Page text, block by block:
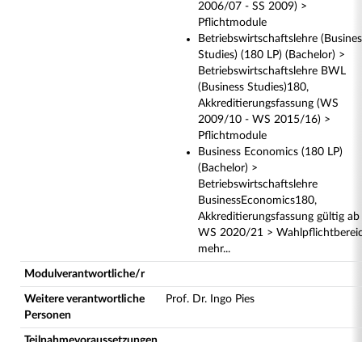
2006/07 - SS 2009) >
Pflichtmodule
Betriebswirtschaftslehre
Studies) (180 LP) (Bachelor) >
Betriebswirtschaftslehre BWL
(Business Studies)180,
Akkreditierungsfassung (WS
2009/10 - WS 2015/16) >
Pflichtmodule
Business Economics (180 LP)
(Bachelor) >
Betriebswirtschaftslehre
BusinessEconomics180,
Akkreditierungsfassung gültig ab
WS 2020/21 >
mehr...
Modulverantwortliche/r
Weitere verantwortliche
Personen
Prof. Dr. Ingo Pies